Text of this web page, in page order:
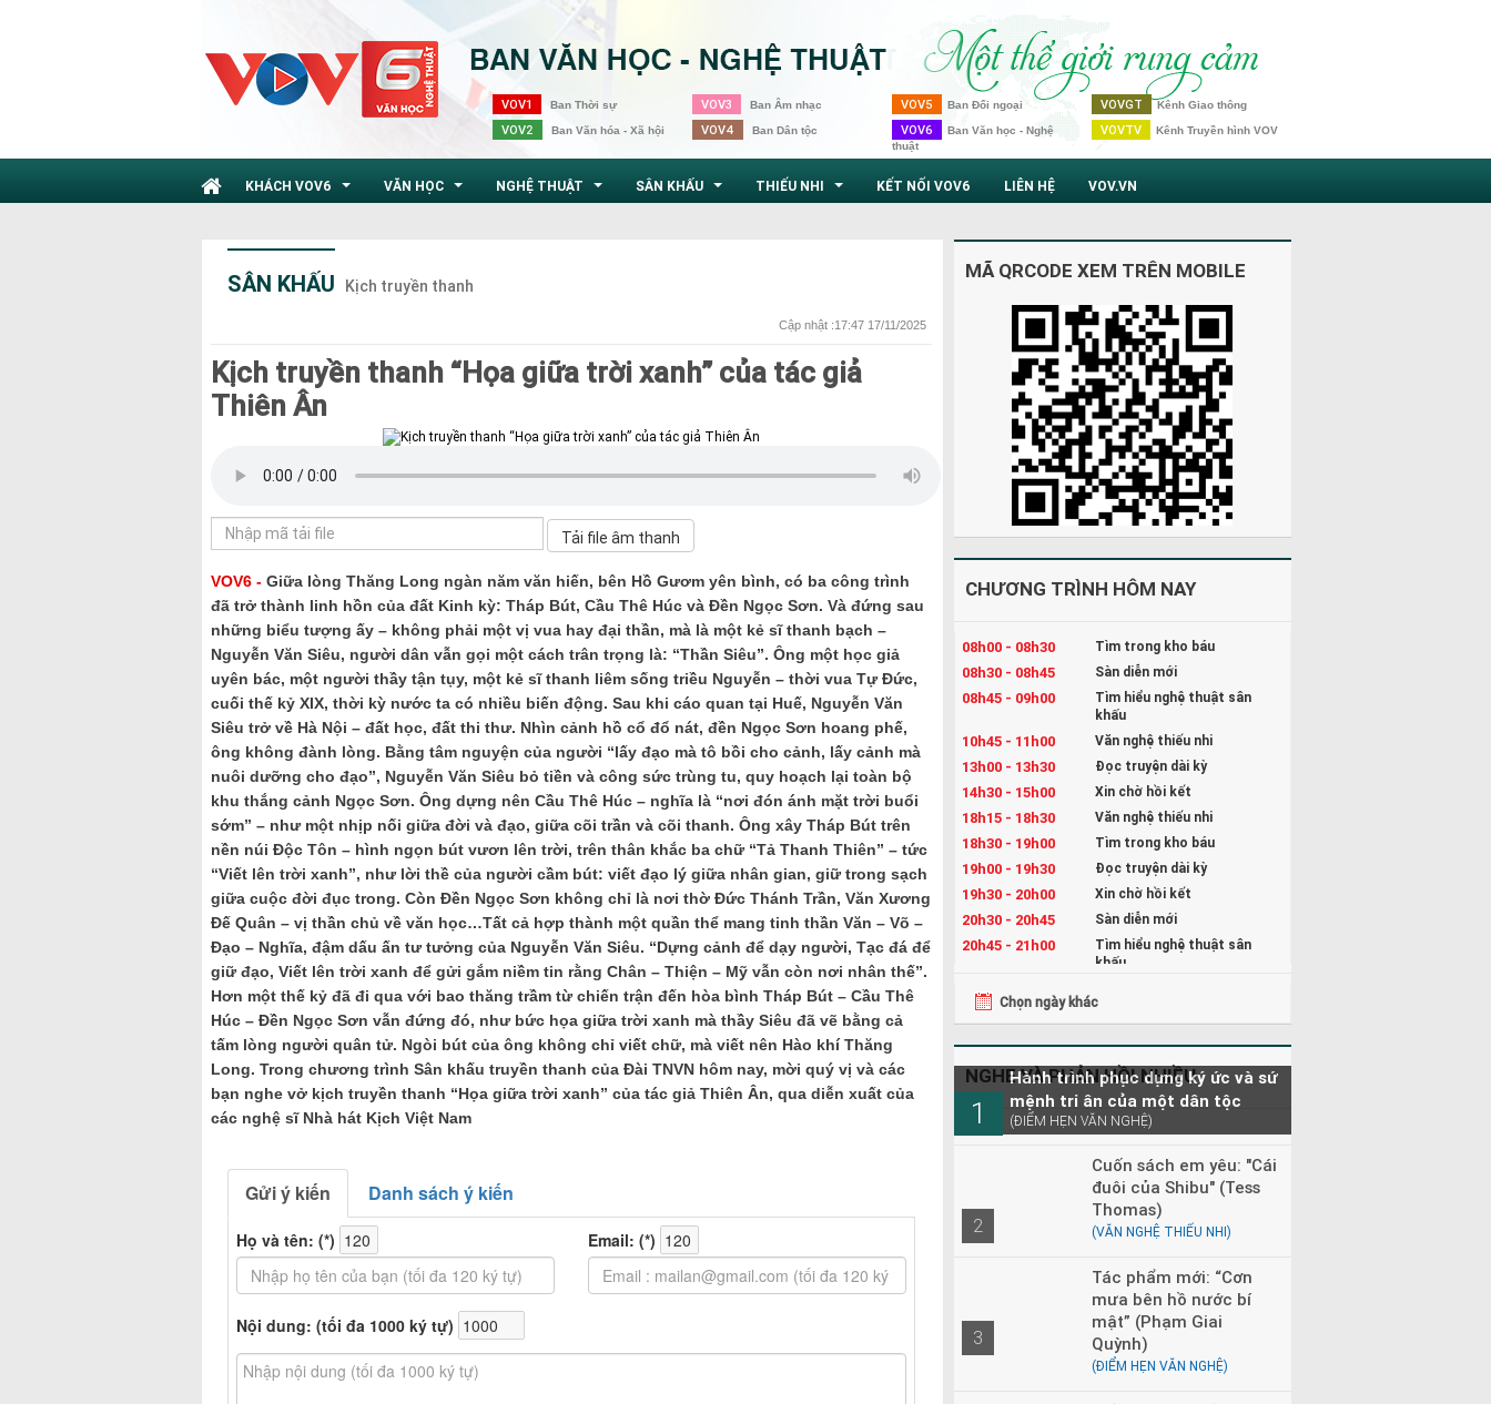
VOV1 Ban Thời sự
VOV2 Ban Văn hóa - Xã hội
VOV3 Ban Âm nhạc
VOV4 Ban Dân tộc
VOV5 Ban Đối ngoại
VOV6 Ban Văn học - Nghệ
thuật
VOVGT Kênh Giao thông
VOVTV Kênh Truyền hình VOV
KHÁCH VOV6 VĂN HỌC NGHỆ THUẬT SÂN KHẤU THIẾU NHI KẾT NỐI VOV6 LIÊN HỆ VOV.VN
SÂN KHẤU Kịch truyền thanh
Cập nhật :17:47 17/11/2025
Kịch truyền thanh “Họa giữa trời xanh” của tác giả
Thiên Ân
VOV6 - Giữa lòng Thăng Long ngàn năm văn hiến, bên Hồ Gươm yên bình, có ba công trình
đã trở thành linh hồn của đất Kinh kỳ: Tháp Bút, Cầu Thê Húc và Đền Ngọc Sơn. Và đứng sau
những biểu tượng ấy – không phải một vị vua hay đại thần, mà là một kẻ sĩ thanh bạch –
Nguyễn Văn Siêu, người dân vẫn gọi một cách trân trọng là: “Thần Siêu”. Ông một học giả
uyên bác, một người thầy tận tụy, một kẻ sĩ thanh liêm sống triều Nguyễn – thời vua Tự Đức,
cuối thế kỷ XIX, thời kỳ nước ta có nhiều biến động. Sau khi cáo quan tại Huế, Nguyễn Văn
Siêu trở về Hà Nội – đất học, đất thi thư. Nhìn cảnh hồ cổ đổ nát, đền Ngọc Sơn hoang phế,
ông không đành lòng. Bằng tâm nguyện của người “lấy đạo mà tô bồi cho cảnh, lấy cảnh mà
nuôi dưỡng cho đạo”, Nguyễn Văn Siêu bỏ tiền và công sức trùng tu, quy hoạch lại toàn bộ
khu thắng cảnh Ngọc Sơn. Ông dựng nên Cầu Thê Húc – nghĩa là “nơi đón ánh mặt trời buổi
sớm” – như một nhịp nối giữa đời và đạo, giữa cõi trần và cõi thanh. Ông xây Tháp Bút trên
nền núi Độc Tôn – hình ngọn bút vươn lên trời, trên thân khắc ba chữ “Tả Thanh Thiên” – tức
“Viết lên trời xanh”, như lời thề của người cầm bút: viết đạo lý giữa nhân gian, giữ trong sạch
giữa cuộc đời đục trong. Còn Đền Ngọc Sơn không chỉ là nơi thờ Đức Thánh Trần, Văn Xương
Đế Quân – vị thần chủ về văn học…Tất cả hợp thành một quần thể mang tinh thần Văn – Võ –
Đạo – Nghĩa, đậm dấu ấn tư tưởng của Nguyễn Văn Siêu. “Dựng cảnh để dạy người, Tạc đá để
giữ đạo, Viết lên trời xanh để gửi gắm niềm tin rằng Chân – Thiện – Mỹ vẫn còn nơi nhân thế”.
Hơn một thế kỷ đã đi qua với bao thăng trầm từ chiến trận đến hòa bình Tháp Bút – Cầu Thê
Húc – Đền Ngọc Sơn vẫn đứng đó, như bức họa giữa trời xanh mà thầy Siêu đã vẽ bằng cả
tấm lòng người quân tử. Ngòi bút của ông không chỉ viết chữ, mà viết nên Hào khí Thăng
Long. Trong chương trình Sân khấu truyền thanh của Đài TNVN hôm nay, mời quý vị và các
bạn nghe vở kịch truyền thanh “Họa giữa trời xanh” của tác giả Thiên Ân, qua diễn xuất của
các nghệ sĩ Nhà hát Kịch Việt Nam
MÃ QRCODE XEM TRÊN MOBILE
CHƯƠNG TRÌNH HÔM NAY
08h00 - 08h30 Tìm trong kho báu
08h30 - 08h45 Sàn diễn mới
08h45 - 09h00
Tìm hiểu nghệ thuật sân
khấu
10h45 - 11h00 Văn nghệ thiếu nhi
13h00 - 13h30 Đọc truyện dài kỳ
14h30 - 15h00 Xin chờ hồi kết
18h15 - 18h30 Văn nghệ thiếu nhi
18h30 - 19h00 Tìm trong kho báu
19h00 - 19h30 Đọc truyện dài kỳ
19h30 - 20h00 Xin chờ hồi kết
20h30 - 20h45 Sàn diễn mới
20h45 - 21h00
Tìm hiểu nghệ thuật sân
khấu
22h30 - 23h00
Chọn ngày khác
NGHE VÀ PHẢN HỒI NHIỀU
1
Hành trình phục dựng ký ức và sứ
mệnh tri ân của một dân tộc
(ĐIỂM HẸN VĂN NGHỆ)
2
Cuốn sách em yêu: "Cái
đuôi của Shibu" (Tess
Thomas)
(VĂN NGHỆ THIẾU NHI)
3
Tác phẩm mới: “Cơn
mưa bên hồ nước bí
mật” (Phạm Giai
Quỳnh)
(ĐIỂM HẸN VĂN NGHỆ)